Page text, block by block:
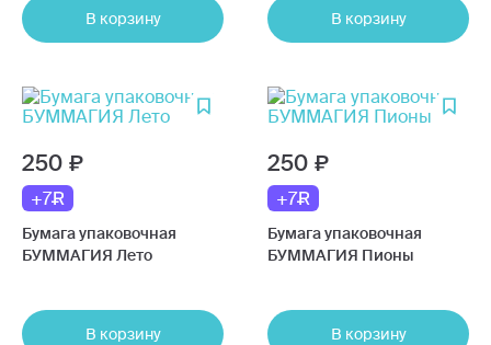
В корзину В корзину
250
+7
Бумага упаковочная
БУММАГИЯ Лето
В корзину
250
+7
Бумага упаковочная
БУММАГИЯ Пионы
В корзину